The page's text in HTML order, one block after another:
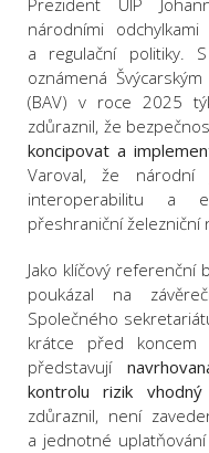
národními
a regulační politiky.
oznámená
(BAV) v roce 2025
zdůraznil, že
koncipovat a
Varoval, že národní
interoperabilitu a
přeshraniční železniční
Jako klíčový
poukázal na
Společného
krátce před
představují
kontrolu rizik
zdůraznil, není
a jednotné